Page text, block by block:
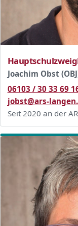
Joachim Obst
06103 / 30 33 69
jobst@ars-
Seit 2020 an der